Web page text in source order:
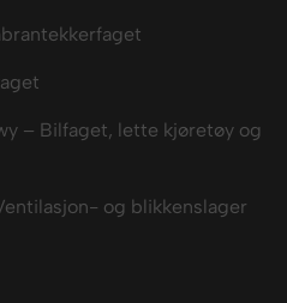
– Bilfaget, lette kjøretøy og
og blikkenslager